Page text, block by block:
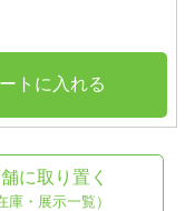
トに入れる
に取り置く
庫・展示一覧）